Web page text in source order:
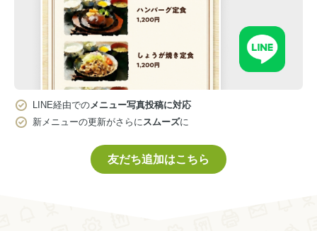
LINE経由でのメニュー写真投稿に対応
新メニューの更新がさらにスムーズに
友だち追加はこちら